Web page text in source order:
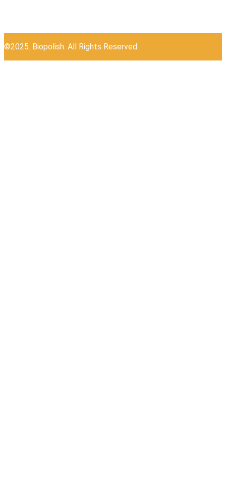
©2025. Biopolish. All Rights Reserved.